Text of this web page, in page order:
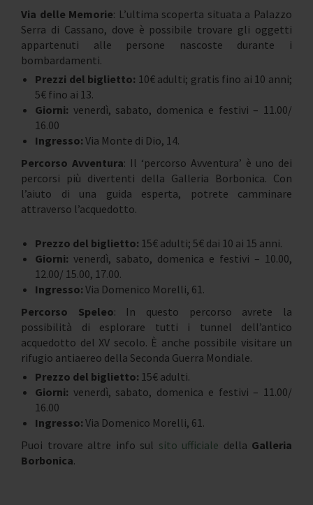
Via delle Memorie: L’ultima scoperta situata a Palazzo
Serra di Cassano, dove è possibile trovare gli oggetti
appartenuti alle persone nascoste durante i
bombardamenti.
Prezzi del biglietto: 10€ adulti; gratis fino ai 10 anni;
5€ fino ai 13.
Giorni: venerdì, sabato, domenica e festivi – 11.00/
16.00
Ingresso: Via Monte di Dio, 14.
Percorso Avventura: Il ‘percorso Avventura’ è uno dei
percorsi più divertenti della Galleria Borbonica. Con
l’aiuto di una guida esperta, potrete camminare
attraverso l’acquedotto.
Prezzo del biglietto: 15€ adulti; 5€ dai 10 ai 15 anni.
Giorni: venerdì, sabato, domenica e festivi – 10.00,
12.00/ 15.00, 17.00.
Ingresso: Via Domenico Morelli, 61.
Percorso Speleo: In questo percorso avrete la
possibilità di esplorare tutti i tunnel dell’antico
acquedotto del XV secolo. È anche possibile visitare un
rifugio antiaereo della Seconda Guerra Mondiale.
Prezzo del biglietto: 15€ adulti.
Giorni: venerdì, sabato, domenica e festivi – 11.00/
16.00
Ingresso: Via Domenico Morelli, 61.
Puoi trovare altre info sul sito ufficiale della Galleria
Borbonica.